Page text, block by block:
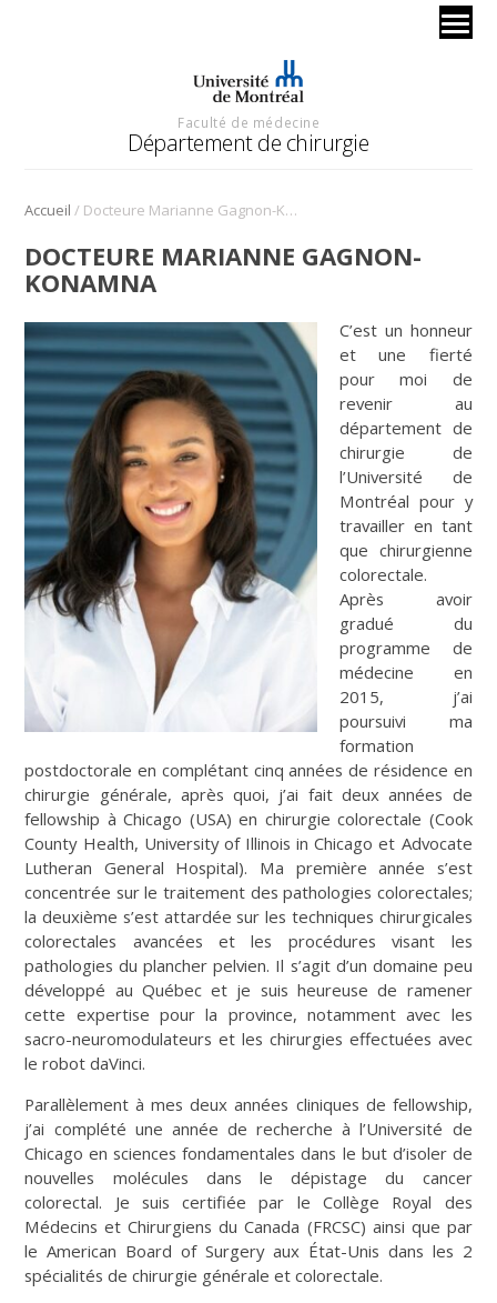
Faculté de médecine
Département de chirurgie
Accueil / Docteure Marianne Gagnon-Konamna
DOCTEURE MARIANNE GAGNON-
KONAMNA
C’est un honneur
et une fierté
pour moi de
revenir au
département de
chirurgie de
l’Université de
Montréal pour y
travailler en tant
que chirurgienne
colorectale.
Après avoir
gradué du
programme de
médecine en
2015, j’ai
poursuivi ma
formation
postdoctorale en complétant cinq années de résidence en
chirurgie générale, après quoi, j’ai fait deux années de
fellowship à Chicago (USA) en chirurgie colorectale (Cook
County Health, University of Illinois in Chicago et Advocate
Lutheran General Hospital). Ma première année s’est
concentrée sur le traitement des pathologies colorectales;
la deuxième s’est attardée sur les techniques chirurgicales
colorectales avancées et les procédures visant les
pathologies du plancher pelvien. Il s’agit d’un domaine peu
développé au Québec et je suis heureuse de ramener
cette expertise pour la province, notamment avec les
sacro-neuromodulateurs et les chirurgies effectuées avec
le robot daVinci.
Parallèlement à mes deux années cliniques de fellowship,
j’ai complété une année de recherche à l’Université de
Chicago en sciences fondamentales dans le but d’isoler de
nouvelles molécules dans le dépistage du cancer
colorectal. Je suis certifiée par le Collège Royal des
Médecins et Chirurgiens du Canada (FRCSC) ainsi que par
leAmerican Board of Surgeryaux État-Unis dans les 2
spécialités de chirurgie générale et colorectale.